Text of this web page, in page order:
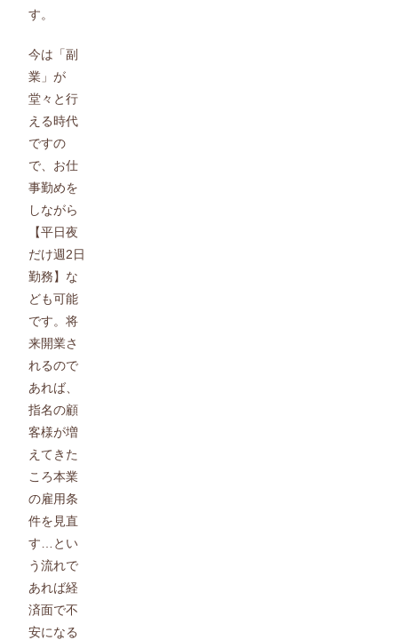
す。
今は「副
業」が
堂々と行
える時代
ですの
で、お仕
事勤めを
しながら
【平日夜
だけ週2日
勤務】な
ども可能
です。将
来開業さ
れるので
あれば、
指名の顧
客様が増
えてきた
ころ本業
の雇用条
件を見直
す…とい
う流れで
あれば経
済面で不
安になる